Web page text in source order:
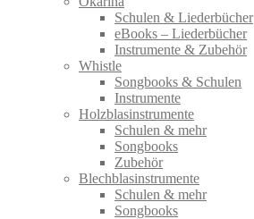
Schulen & Liederbücher
eBooks – Liederbücher
Instrumente & Zubehör
Whistle
Songbooks & Schulen
Instrumente
Holzblasinstrumente
Schulen & mehr
Songbooks
Zubehör
Blechblasinstrumente
Schulen & mehr
Songbooks